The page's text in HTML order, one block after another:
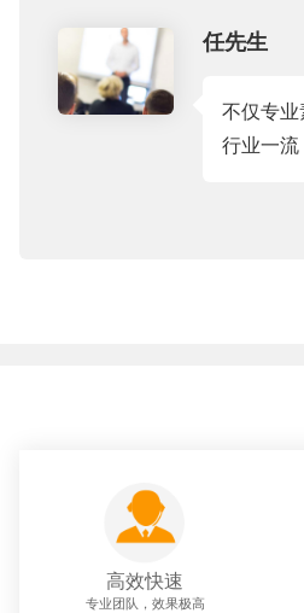
任先生
不仅专业
行业一流
高效快速
专业团队，效果极高